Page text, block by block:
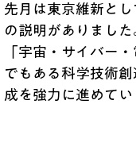
先月は東京維新と
の説明がありました
「宇宙・サイバー
でもある科学技術
成を強力に進めて